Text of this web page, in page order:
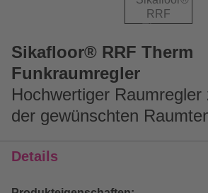
Sikafloor® RRF Therm
Funkraumregler
Hochwertiger Raumregler
der gewünschten
Details